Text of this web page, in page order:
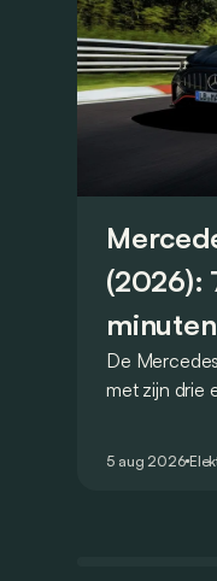
(2026):
De
met zijn drie
record
5 aug 2026